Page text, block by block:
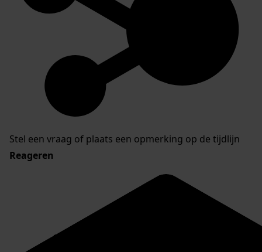
Stel een vraag of plaats een opmerking op de tijdlijn
Reageren